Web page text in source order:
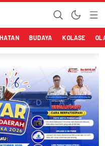
BUDAYA KOLASE